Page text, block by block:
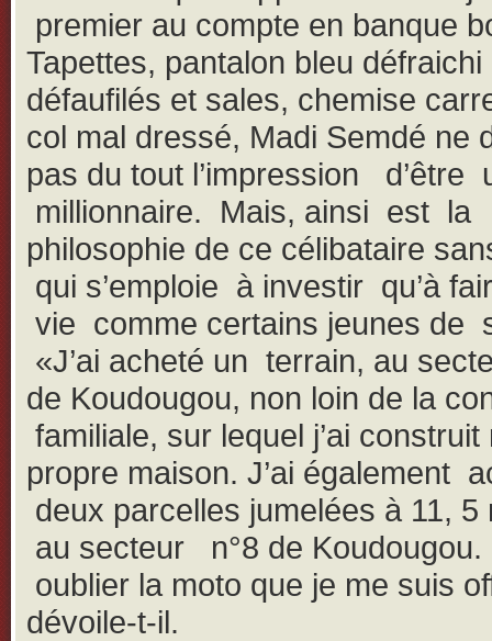
premier au compte en banque
Tapettes, pantalon bleu
défaufilés et sales, chemise
col mal dressé, Madi Semdé ne
pas du tout l’impression d’être
millionnaire. Mais, ainsi est la
philosophie de ce célibataire
qui s’emploie à investir qu’à
vie comme certains jeunes de
«J’ai acheté un terrain, au
de Koudougou, non loin de la
familiale, sur lequel j’ai construit
propre maison. J’ai également
deux parcelles jumelées à 11, 5
au secteur n°8 de
oublier la moto que je me suis
dévoile-t-il.